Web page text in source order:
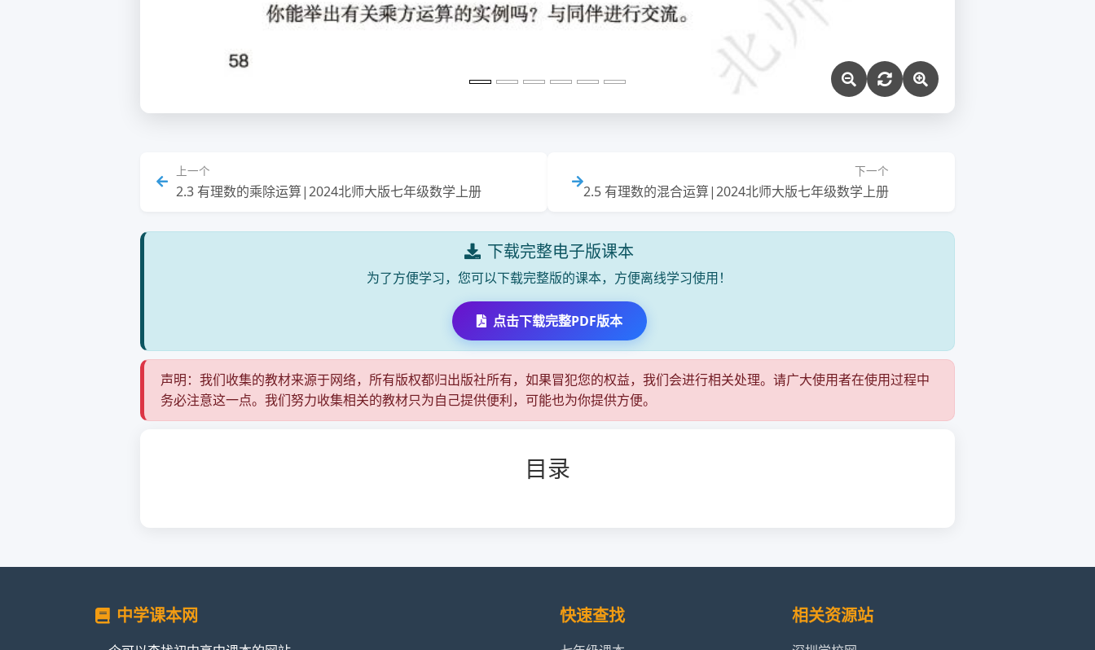
上一个
2.3 有理数的乘除运算|2024北师大版七年级数学上册
下一个
2.5 有理数的混合运算|2024北师大版七年级数学上册
下载完整电子版课本
为了方便学习，您可以下载完整版的课本，方便离线学习使用！
点击下载完整PDF版本
声明：我们收集的教材来源于网络，所有版权都归出版社所有，如果冒犯您的权益，我们会进行相关处理。请广大使用者在使用过程中
务必注意这一点。我们努力收集相关的教材只为自己提供便利，可能也为你提供方便。
目录
中学课本网 快速查找 相关资源站